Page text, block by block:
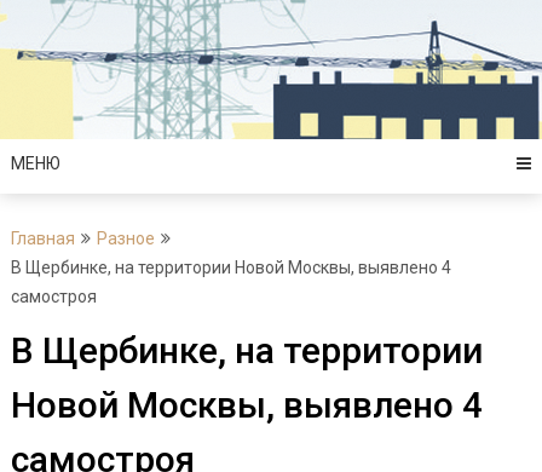
Перейти
содержимому
МЕНЮ
Главная
Разное
В Щербинке, на территории Новой Москвы, выявлено 4
самостроя
В Щербинке, на территории
Новой Москвы, выявлено 4
самостроя